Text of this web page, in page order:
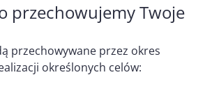
przechowujemy Twoje
przechowywane przez okres
określonych celów: